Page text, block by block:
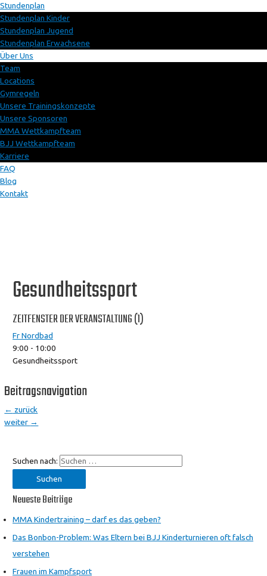
Stundenplan
Stundenplan Kinder
Stundenplan Jugend
Stundenplan Erwachsene
Über Uns
Team
Locations
Gymregeln
Unsere Trainingskonzepte
Unsere Sponsoren
MMA Wettkampfteam
BJJ Wettkampfteam
Karriere
FAQ
Blog
Kontakt
Gesundheitssport
ZEITFENSTER DER VERANSTALTUNG (1)
Fr Nordbad
9:00 - 10:00
Gesundheitssport
Beitragsnavigation
← zurück
weiter →
Suchen nach:
Neueste Beiträge
MMA Kindertraining – darf es das geben?
Das Bonbon-Problem: Was Eltern bei BJJ Kinderturnieren oft falsch
verstehen
Frauen im Kampfsport